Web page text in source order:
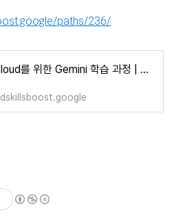
paths/236/
Google Cloud를 위한 Gemini 학습 과정 | Google Cloud Skills Boost